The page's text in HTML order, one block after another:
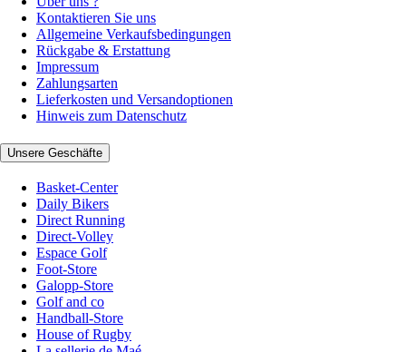
Kontaktieren Sie uns
Allgemeine Verkaufsbedingungen
Rückgabe & Erstattung
Impressum
Zahlungsarten
Lieferkosten und Versandoptionen
Hinweis zum Datenschutz
Unsere Geschäfte
Basket-Center
Daily Bikers
Direct Running
Direct-Volley
Espace Golf
Foot-Store
Galopp-Store
Golf and co
Handball-Store
House of Rugby